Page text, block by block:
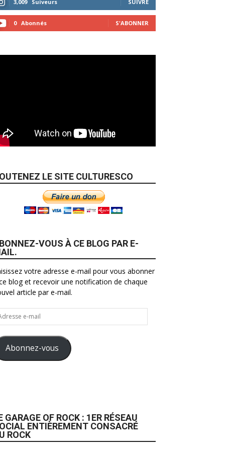
3,009 Suiveurs SUIVRE
0 Abonnés S'ABONNER
LE SITE CULTURESCO
VOUS À CE BLOG PAR E-
votre adresse e-mail pour vous abonner
blog et recevoir une notification de chaque
article par e-mail.
Abonnez-vous
GARAGE OF ROCK : 1ER RÉSEAU
ENTIÈREMENT CONSACRÉ
ROCK